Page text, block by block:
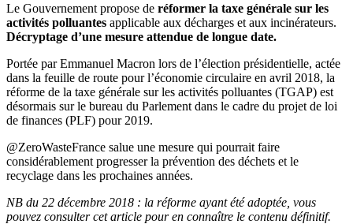
Le Gouvernement propose de réformer la taxe générale sur les
activités polluantes applicable aux décharges et aux incinérateurs.
Décryptage d’une mesure attendue de longue date.
Portée par Emmanuel Macron lors de l’élection présidentielle, actée
dans la feuille de route pour l’économie circulaire en avril 2018, la
réforme de la taxe générale sur les activités polluantes (TGAP) est
désormais sur le bureau du Parlement dans le cadre du projet de loi
de finances (PLF) pour 2019.
@ZeroWasteFrance salue une mesure qui pourrait faire
considérablement progresser la prévention des déchets et le
recyclage dans les prochaines années.
NB du 22 décembre 2018 : la réforme ayant été adoptée, vous
pouvez consulter cet article pour en connaître le contenu définitif.